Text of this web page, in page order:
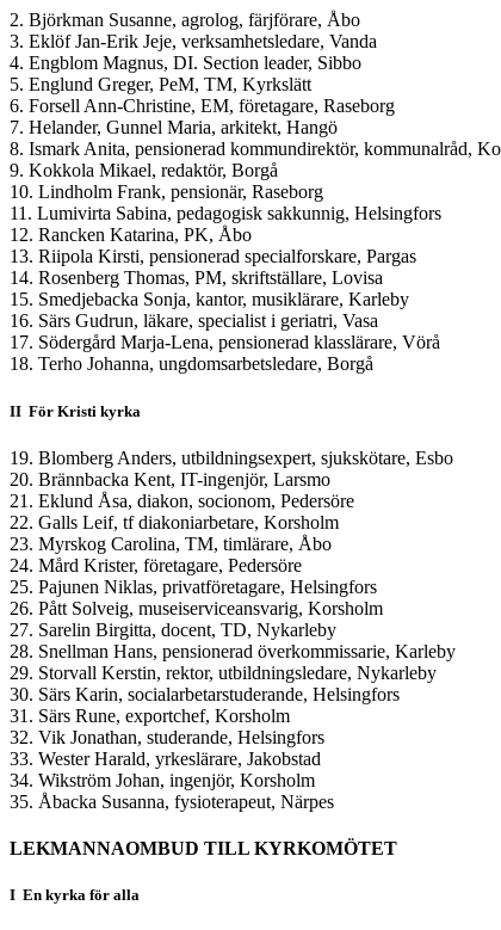
2. Björkman Susanne, agrolog, färjförare, Åbo
3. Eklöf Jan-Erik Jeje, verksamhetsledare, Vanda
4. Engblom Magnus, DI. Section leader, Sibbo
5. Englund Greger, PeM, TM, Kyrkslätt
6. Forsell Ann-Christine, EM, företagare, Raseborg
7. Helander, Gunnel Maria, arkitekt, Hangö
8. Ismark Anita, pensionerad kommundirektör, kommunalråd,
9. Kokkola Mikael, redaktör, Borgå
10. Lindholm Frank, pensionär, Raseborg
11. Lumivirta Sabina, pedagogisk sakkunnig, Helsingfors
12. Rancken Katarina, PK, Åbo
13. Riipola Kirsti, pensionerad specialforskare, Pargas
14. Rosenberg Thomas, PM, skriftställare, Lovisa
15. Smedjebacka Sonja, kantor, musiklärare, Karleby
16. Särs Gudrun, läkare, specialist i geriatri, Vasa
17. Södergård Marja-Lena, pensionerad klasslärare, Vörå
18. Terho Johanna, ungdomsarbetsledare, Borgå
II För Kristi kyrka
19. Blomberg Anders, utbildningsexpert, sjukskötare, Esbo
20. Brännbacka Kent, IT-ingenjör, Larsmo
21. Eklund Åsa, diakon, socionom, Pedersöre
22. Galls Leif, tf diakoniarbetare, Korsholm
23. Myrskog Carolina, TM, timlärare, Åbo
24. Mård Krister, företagare, Pedersöre
25. Pajunen Niklas, privatföretagare, Helsingfors
26. Pått Solveig, museiserviceansvarig, Korsholm
27. Sarelin Birgitta, docent, TD, Nykarleby
28. Snellman Hans, pensionerad överkommissarie, Karleby
29. Storvall Kerstin, rektor, utbildningsledare, Nykarleby
30. Särs Karin, socialarbetarstuderande, Helsingfors
31. Särs Rune, exportchef, Korsholm
32. Vik Jonathan, studerande, Helsingfors
33. Wester Harald, yrkeslärare, Jakobstad
34. Wikström Johan, ingenjör, Korsholm
35. Åbacka Susanna, fysioterapeut, Närpes
LEKMANNAOMBUD TILL KYRKOMÖTET
I En kyrka för alla